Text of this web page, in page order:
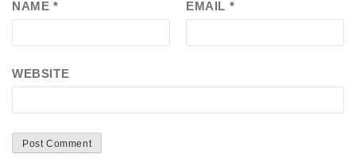
NAME * EMAIL *
WEBSITE